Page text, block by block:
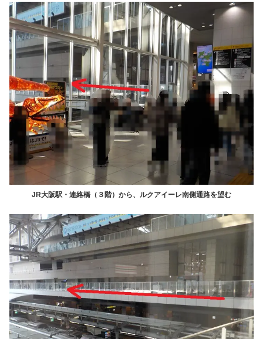
JR大阪駅・連絡橋（３階）から、ルクアイーレ南側通路を望む